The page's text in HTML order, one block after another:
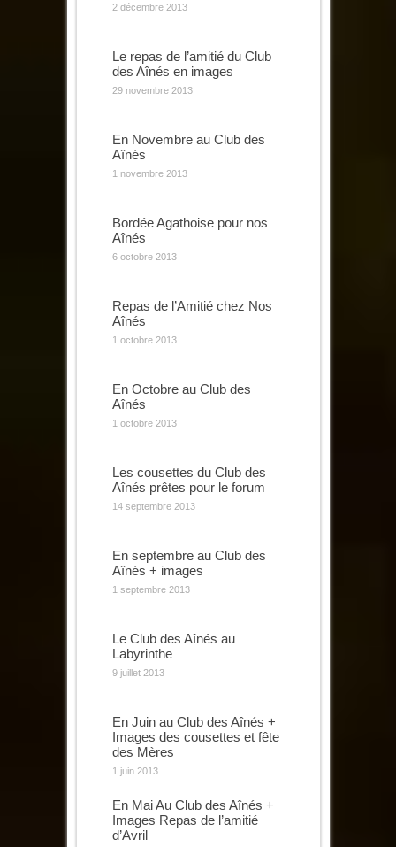
2 décembre 2013
Le repas de l’amitié du Club
des Aînés en images
29 novembre 2013
En Novembre au Club des
Aînés
1 novembre 2013
Bordée Agathoise pour nos
Aînés
6 octobre 2013
Repas de l’Amitié chez Nos
Aînés
1 octobre 2013
En Octobre au Club des
Aînés
1 octobre 2013
Les cousettes du Club des
Aînés prêtes pour le forum
14 septembre 2013
En septembre au Club des
Aînés + images
1 septembre 2013
Le Club des Aînés au
Labyrinthe
9 juillet 2013
En Juin au Club des Aînés +
Images des cousettes et fête
des Mères
1 juin 2013
En Mai Au Club des Aînés +
Images Repas de l’amitié
d’Avril